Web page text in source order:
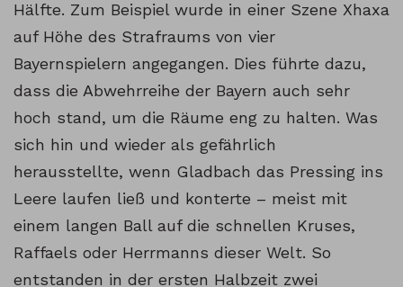
Hälfte. Zum Beispiel wurde in einer Szene Xhaxa
auf Höhe des Strafraums von vier
Bayernspielern angegangen. Dies führte dazu,
dass die Abwehrreihe der Bayern auch sehr
hoch stand, um die Räume eng zu halten. Was
sich hin und wieder als gefährlich
herausstellte, wenn Gladbach das Pressing ins
Leere laufen ließ und konterte – meist mit
einem langen Ball auf die schnellen Kruses,
Raffaels oder Herrmanns dieser Welt. So
entstanden in der ersten Halbzeit zwei